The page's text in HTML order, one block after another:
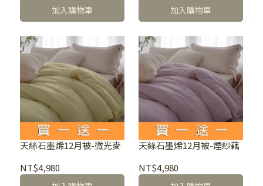
加入購物車 加入購物車
天絲石墨烯12月被-微光麥
NT$4,980
天絲石墨烯12月被-煙紗藕
NT$4,980